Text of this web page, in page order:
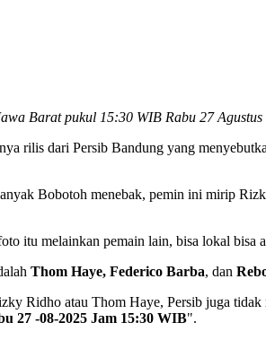
Barat pukul 15:30 WIB Rabu 27 Agustus
rilis dari Persib Bandung yang
Bobotoh menebak, pemin ini mirip
itu melainkan pemain lain, bisa lokal bisa
Thom Haye, Federico Barba, dan
Ridho atau Thom Haye, Persib juga
27 -08-2025 Jam 15:30 WIB".